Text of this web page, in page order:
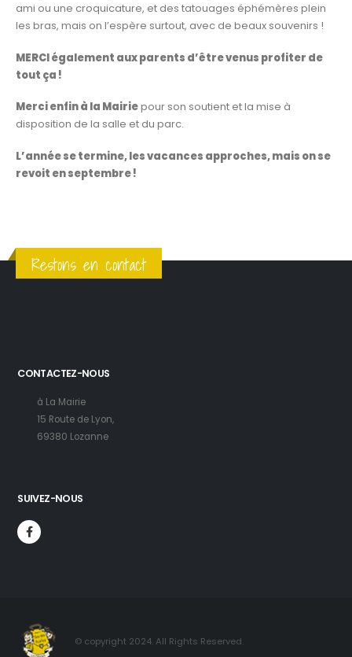
ami ou une croquicature, et des tatouages éphémères plein
les bras, mais on l’espère surtout, avec de beaux souvenirs !
MERCI également aux parents d’être venus profiter de
tout ça !
Merci enfin à la Mairiepour son soutient et la mise à
disposition de la salle et du parc.
L’année se termine, les vacances approches, mais on se
revoit en septembre !
Restons en contact
CONTACTEZ-NOUS
à La Mairie
15 Route de Lyon,
69380 Lozanne
SUIVEZ-NOUS
© copyright 2024. All Rights Reserved.